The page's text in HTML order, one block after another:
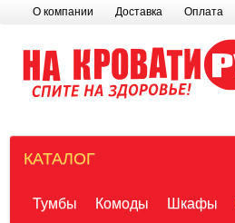
О компании Доставка Оплата
КАТАЛОГ
Тумбы Комоды Шкафы